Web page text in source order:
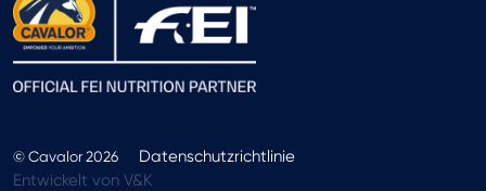
© Cavalor 2026
Datenschutzrichtlinie
Entwickelt von V&K